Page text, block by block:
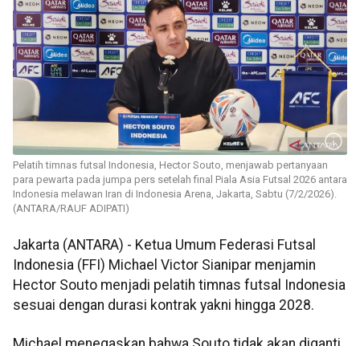
Pelatih timnas futsal Indonesia, Hector Souto, menjawab pertanyaan
para pewarta pada jumpa pers setelah final Piala Asia Futsal 2026 antara
Indonesia melawan Iran di Indonesia Arena, Jakarta, Sabtu (7/2/2026).
(ANTARA/RAUF ADIPATI)
Jakarta (ANTARA) - Ketua Umum Federasi Futsal
Indonesia (FFI) Michael Victor Sianipar menjamin
Hector Souto menjadi pelatih timnas futsal Indonesia
sesuai dengan durasi kontrak yakni hingga 2028.